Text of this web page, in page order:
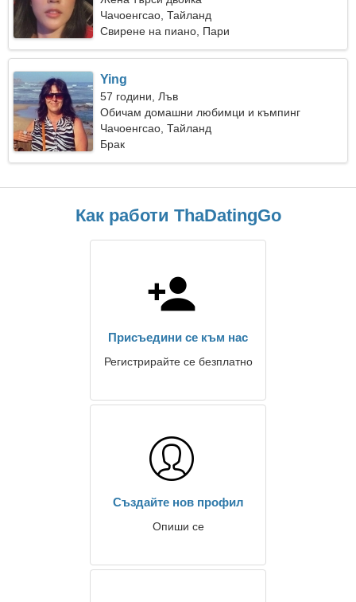
Чачоенгсао, Тайланд
Свирене на пиано, Пари
Ying
57 години, Лъв
Обичам домашни любимци и къмпинг
Чачоенгсао, Тайланд
Брак
Как работи ThaDatingGo
Присъедини се към нас
Регистрирайте се безплатно
Създайте нов профил
Опиши се